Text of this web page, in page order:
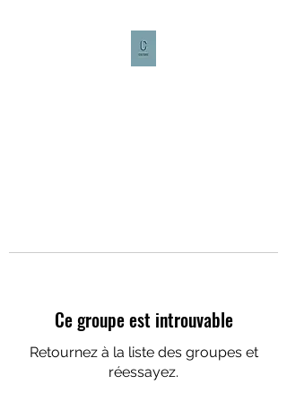
Ce groupe est introuvable
Retournez à la liste des groupes et
réessayez.